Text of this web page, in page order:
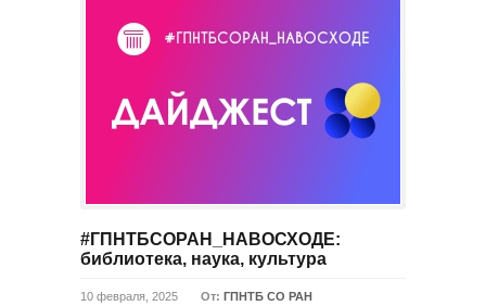
#ГПНТБСОРАН_НАВОСХОДЕ:
библиотека, наука, культура
10 февраля, 2025 От: ГПНТБ СО РАН